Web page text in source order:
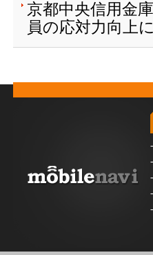
京都中央信用金
員の応対力向上
-
-
-
-
-